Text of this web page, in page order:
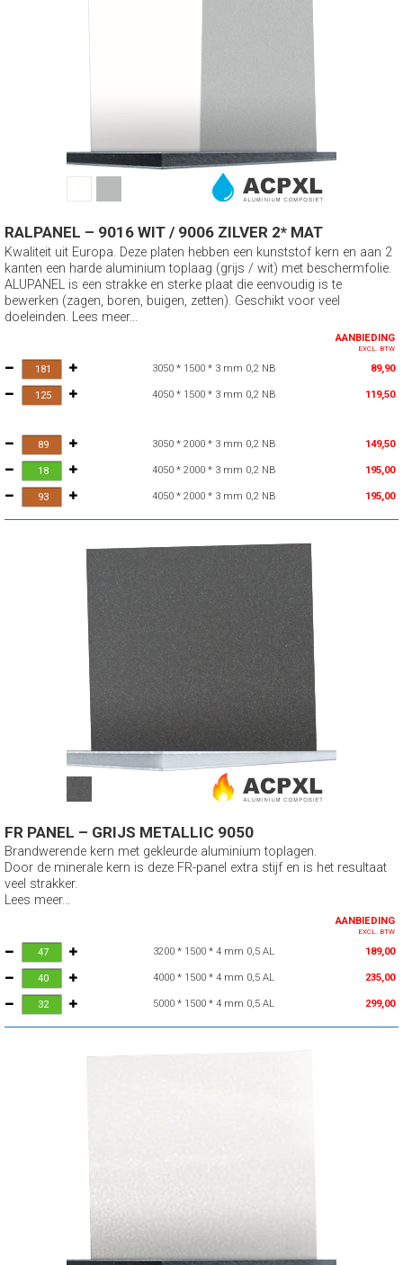
RALPANEL – 9016 WIT / 9006 ZILVER 2* MAT
Kwaliteit uit Europa. Deze platen hebben een kunststof kern en aan 2
kanten een harde aluminium toplaag (grijs / wit) met beschermfolie.
ALUPANEL is een strakke en sterke plaat die eenvoudig is te
bewerken (zagen, boren, buigen, zetten). Geschikt voor veel
doeleinden. Lees meer...
AANBIEDING
EXCL. BTW
3050 * 1500 * 3 mm 0,2 NB 89,90
4050 * 1500 * 3 mm 0,2 NB 119,50
3050 * 2000 * 3 mm 0,2 NB 149,50
4050 * 2000 * 3 mm 0,2 NB 195,00
4050 * 2000 * 3 mm 0,2 NB 195,00
FR PANEL – GRIJS METALLIC 9050
Brandwerende kern met gekleurde aluminium toplagen.
Door de minerale kern is deze FR-panel extra stijf en is het resultaat
veel strakker.
Lees meer...
AANBIEDING
EXCL. BTW
3200 * 1500 * 4 mm 0,5 AL 189,00
4000 * 1500 * 4 mm 0,5 AL 235,00
5000 * 1500 * 4 mm 0,5 AL 299,00